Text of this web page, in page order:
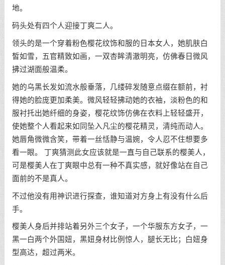
地。
码头处有四个人迎接丁爽二人。
领头的是一个穿着粉色樱花纹饰和服的日本女人，她肌肤白
皙如雪，五官精致如画，一双杏眸清澈明亮，仿佛春日微风
拂过湖面般温柔。
她的乌黑长发如流水般垂落，几缕碎发随意点缀在额前，衬
得她的脸庞更加柔美。微风轻轻拂动她的衣袖，淡粉色的和
服衬托出她纤细的身姿，樱花纹饰仿佛在衣料上轻轻盛开，
使她整个人看起来如同坠入凡尘的樱花精灵，清纯而动人。
她唇角微微含笑，带着一丝恬静与温婉，令人忍不住想要多
看一眼。 丁爽猜测此女应该就是一直与自己联系的樱美人，
可是樱美人在丁爽眼中总有一种不真实感，就好像站在自己
面前的不是真人。
不过他没有用神识进行探查，谁知道对方身上有没有什么后
手。
樱美人身后并排站着另外三个女子，一个华服东方女子，一
黑一白两个外国妞，黑妞身材比例惊人，腿长无比；白妞身
型高达，超过两米。